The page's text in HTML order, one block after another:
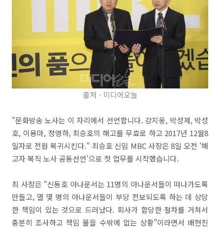
출처 - 미디어오늘
"문화방송 노사는 이 자리에서 선언합니다. 강지웅, 박성제, 박성
호, 이용마, 정영하, 최승호의 해고를 무효로 하고 2017년 12월8
일자로 전원 복귀시킨다." 최승호 신임 MBC 사장은 8일 오전 '해
고자 복직 노사 공동선언'으로 첫 업무를 시작했습니다.
최 사장은 "신동호 아나운서는 11명의 아나운서들이 떠나가도록
만들고, 열 몇 명의 아나운서들이 부당 전보되도록 하는 데 상당
한 책임이 있는 것으로 드러났다. 회사가 합당한 절차를 거쳐서
충분히 조사하고 책임 물을 수밖에 없는 상황”이라면서 배현진